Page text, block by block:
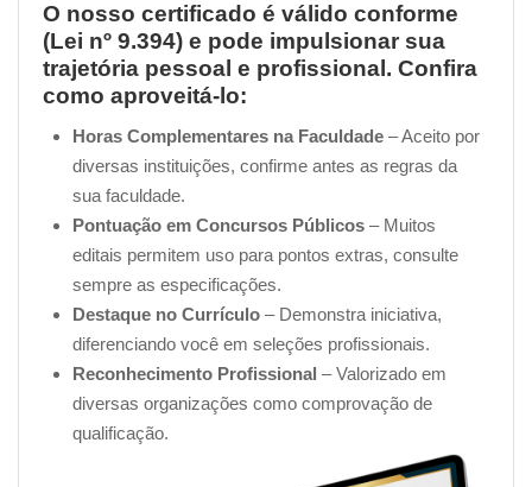
O nosso certificado é válido conforme
(Lei nº 9.394) e pode impulsionar sua
trajetória pessoal e profissional. Confira
como aproveitá-lo:
Horas Complementares na Faculdade – Aceito por
diversas instituições, confirme antes as regras da
sua faculdade.
Pontuação em Concursos Públicos – Muitos
editais permitem uso para pontos extras, consulte
sempre as especificações.
Destaque no Currículo – Demonstra iniciativa,
diferenciando você em seleções profissionais.
Reconhecimento Profissional – Valorizado em
diversas organizações como comprovação de
qualificação.